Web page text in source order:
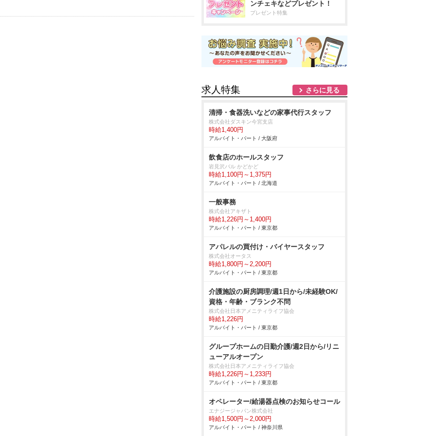
ンチェキなどプレゼント！
プレゼント特集
求人特集 さらに見る
清掃・食器洗いなどの家事代行スタッフ
株式会社ダスキン今宮支店
時給1,400円
アルバイト・パート / 大阪府
飲食店のホールスタッフ
見沢バル かどかど
時給1,100円～1,375円
アルバイト・パート / 北海道
一般事務
株式会社アキザト
時給1,226円～1,400円
アルバイト・パート / 東京都
アパレルの買付け・バイヤースタッフ
株式会社オータス
時給1,800円～2,200円
アルバイト・パート / 東京都
介護施設の厨房調理/週1日から/未経験OK/
資格・年齢・ブランク不問
株式会社日本アメニティライフ協会
時給1,226円
アルバイト・パート / 東京都
グループホームの日勤介護/週2日から/リニ
ューアルオープン
株式会社日本アメニティライフ協会
時給1,226円～1,233円
アルバイト・パート / 東京都
オペレーター/給湯器点検のお知らせコール
エナジージャパン株式会社
時給1,500円～2,000円
アルバイト・パート / 神奈川県